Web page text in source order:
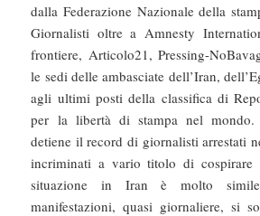
dalla Federazione Nazionale della
Giornalisti oltre a Amnesty
frontiere, Articolo21, Pressing-
le sedi delle ambasciate dell’Iran,
agli ultimi posti della classifica di
per la libertà di stampa nel
detiene il record di giornalisti arrestati
incriminati a vario titolo di cospirare
situazione in Iran è molto
manifestazioni, quasi giornaliere, si